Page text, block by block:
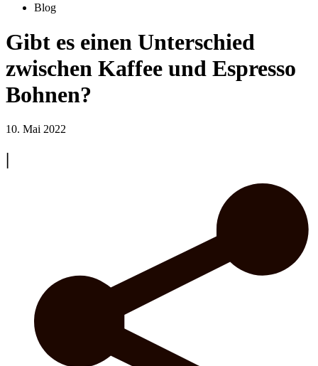
Blog
Gibt es einen Unterschied
zwischen Kaffee und Espresso
Bohnen?
10. Mai 2022